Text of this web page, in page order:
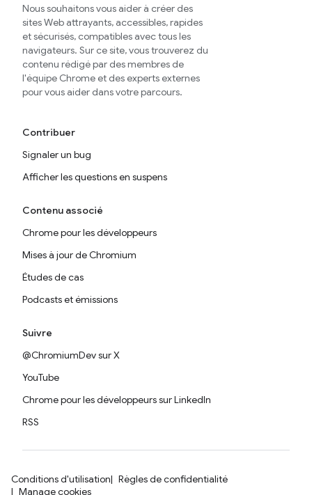
Nous souhaitons vous aider à créer des
sites Web attrayants, accessibles, rapides
et sécurisés, compatibles avec tous les
navigateurs. Sur ce site, vous trouverez du
contenu rédigé par des membres de
l'équipe Chrome et des experts externes
pour vous aider dans votre parcours.
Contribuer
Signaler un bug
Afficher les questions en suspens
Contenu associé
Chrome pour les développeurs
Mises à jour de Chromium
Études de cas
Podcasts et émissions
Suivre
@ChromiumDev sur X
YouTube
Chrome pour les développeurs sur LinkedIn
RSS
Conditions d'utilisation
Règles de confidentialité
Manage cookies